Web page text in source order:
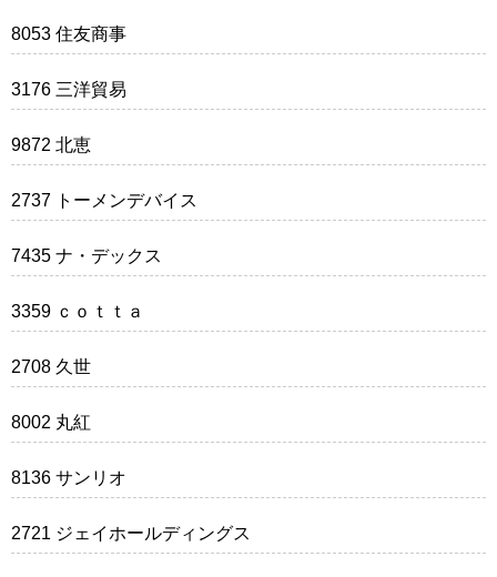
8053 住友商事
3176 三洋貿易
9872 北恵
2737 トーメンデバイス
7435 ナ・デックス
3359 ｃｏｔｔａ
2708 久世
8002 丸紅
8136 サンリオ
2721 ジェイホールディングス